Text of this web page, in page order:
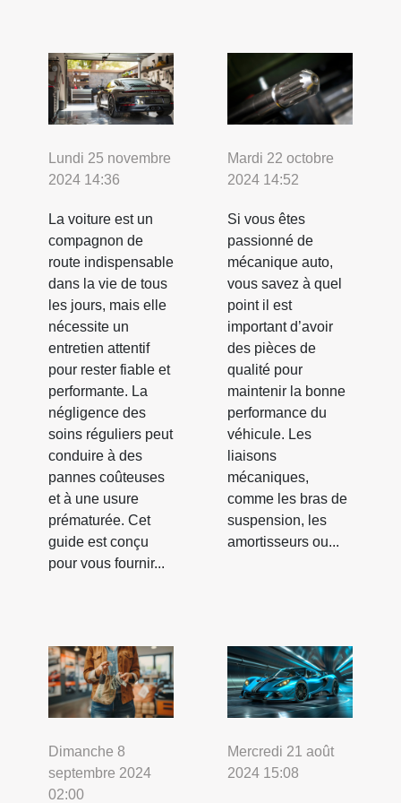
Lundi 25 novembre
2024 14:36
La voiture est un
compagnon de
route indispensable
dans la vie de tous
les jours, mais elle
nécessite un
entretien attentif
pour rester fiable et
performante. La
négligence des
soins réguliers peut
conduire à des
pannes coûteuses
et à une usure
prématurée. Cet
guide est conçu
pour vous fournir...
Mardi 22 octobre
2024 14:52
Si vous êtes
passionné de
mécanique auto,
vous savez à quel
point il est
important d’avoir
des pièces de
qualité pour
maintenir la bonne
performance du
véhicule. Les
liaisons
mécaniques,
comme les bras de
suspension, les
amortisseurs ou...
Dimanche 8
septembre 2024
02:00
Mercredi 21 août
2024 15:08